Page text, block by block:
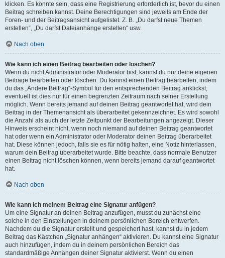
klicken. Es könnte sein, dass eine Registrierung erforderlich ist, bevor du einen
Beitrag schreiben kannst. Deine Berechtigungen sind jeweils am Ende der
Foren- und der Beitragsansicht aufgelistet. Z. B. „Du darfst neue Themen
erstellen“, „Du darfst Dateianhänge erstellen“ usw.
Nach oben
Wie kann ich einen Beitrag bearbeiten oder löschen?
Wenn du nicht Administrator oder Moderator bist, kannst du nur deine eigenen
Beiträge bearbeiten oder löschen. Du kannst einen Beitrag bearbeiten, indem
du das „Ändere Beitrag“-Symbol für den entsprechenden Beitrag anklickst;
eventuell ist dies nur für einen begrenzten Zeitraum nach seiner Erstellung
möglich. Wenn bereits jemand auf deinen Beitrag geantwortet hat, wird dein
Beitrag in der Themenansicht als überarbeitet gekennzeichnet. Es wird sowohl
die Anzahl als auch der letzte Zeitpunkt der Bearbeitungen angezeigt. Dieser
Hinweis erscheint nicht, wenn noch niemand auf deinen Beitrag geantwortet
hat oder wenn ein Administrator oder Moderator deinen Beitrag überarbeitet
hat. Diese können jedoch, falls sie es für nötig halten, eine Notiz hinterlassen,
warum dein Beitrag überarbeitet wurde. Bitte beachte, dass normale Benutzer
einen Beitrag nicht löschen können, wenn bereits jemand darauf geantwortet
hat.
Nach oben
Wie kann ich meinem Beitrag eine Signatur anfügen?
Um eine Signatur an deinen Beitrag anzufügen, musst du zunächst eine
solche in den Einstellungen in deinem persönlichen Bereich entwerfen.
Nachdem du die Signatur erstellt und gespeichert hast, kannst du in jedem
Beitrag das Kästchen „Signatur anhängen“ aktivieren. Du kannst eine Signatur
auch hinzufügen, indem du in deinem persönlichen Bereich das
standardmäßige Anhängen deiner Signatur aktivierst. Wenn du einen